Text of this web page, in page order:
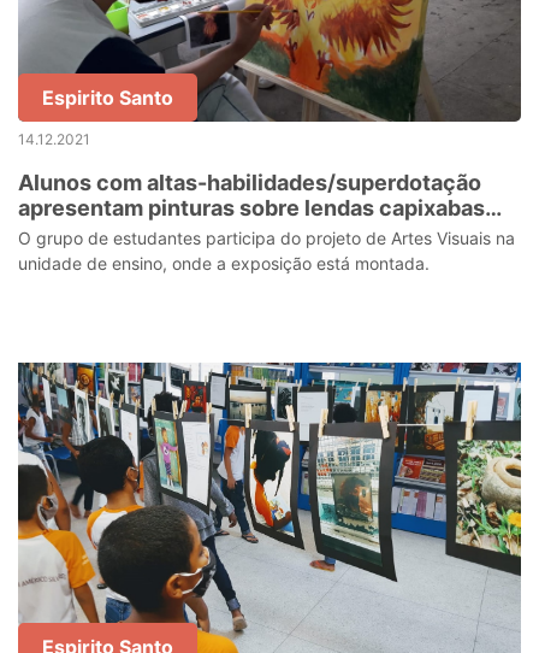
Espirito Santo
14.12.2021
Alunos com altas-habilidades/superdotação
apresentam pinturas sobre lendas capixabas
em evento internacional
O grupo de estudantes participa do projeto de Artes Visuais na
unidade de ensino, onde a exposição está montada.
Espirito Santo